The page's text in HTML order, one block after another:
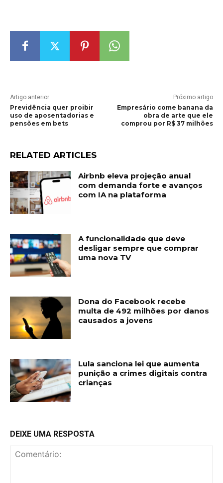
Artigo anterior
Previdência quer proibir
uso de aposentadorias e
pensões em bets
Próximo artigo
Empresário come banana da
obra de arte que ele
comprou por R$ 37 milhões
RELATED ARTICLES
Airbnb eleva projeção anual
com demanda forte e avanços
com IA na plataforma
A funcionalidade que deve
desligar sempre que comprar
uma nova TV
Dona do Facebook recebe
multa de 492 milhões por danos
causados a jovens
Lula sanciona lei que aumenta
punição a crimes digitais contra
crianças
DEIXE UMA RESPOSTA